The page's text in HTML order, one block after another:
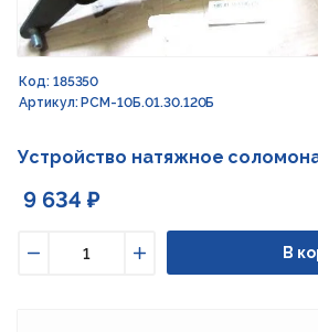
Код: 185350
Артикул: РСМ-10Б.01.30.120Б
Устройство натяжное
9 634 ₽
Увеличить
В